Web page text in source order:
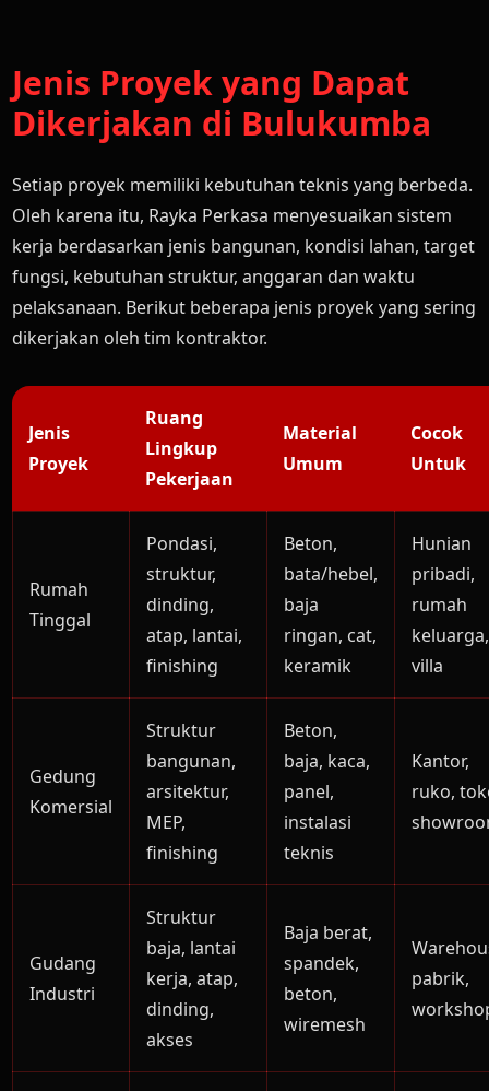
Jenis Proyek yang Dapat
Dikerjakan di Bulukumba
Setiap proyek memiliki kebutuhan teknis yang berbeda.
Oleh karena itu, Rayka Perkasa menyesuaikan sistem
kerja berdasarkan jenis bangunan, kondisi lahan, target
fungsi, kebutuhan struktur, anggaran dan waktu
pelaksanaan. Berikut beberapa jenis proyek yang sering
dikerjakan oleh tim kontraktor.
Jenis
Proyek
Ruang
Lingkup
Pekerjaan
Material
Umum
Cocok
Untuk
Rumah
Tinggal
Pondasi,
struktur,
dinding,
atap, lantai,
finishing
Beton,
bata/hebel,
baja
ringan, cat,
keramik
Hunian
pribadi,
rumah
keluarga,
villa
Gedung
Komersial
Struktur
bangunan,
arsitektur,
MEP,
finishing
Beton,
baja, kaca,
panel,
instalasi
teknis
Kantor,
ruko,
Gudang
Industri
Struktur
baja, lantai
kerja, atap,
dinding,
akses
Baja berat,
spandek,
beton,
wiremesh
pabrik,